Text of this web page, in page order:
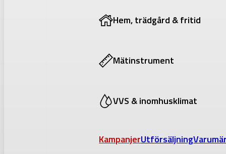
Hem, trädgård & fritid
Mätinstrument
VVS & inomhusklimat
KampanjerUtförsäljning